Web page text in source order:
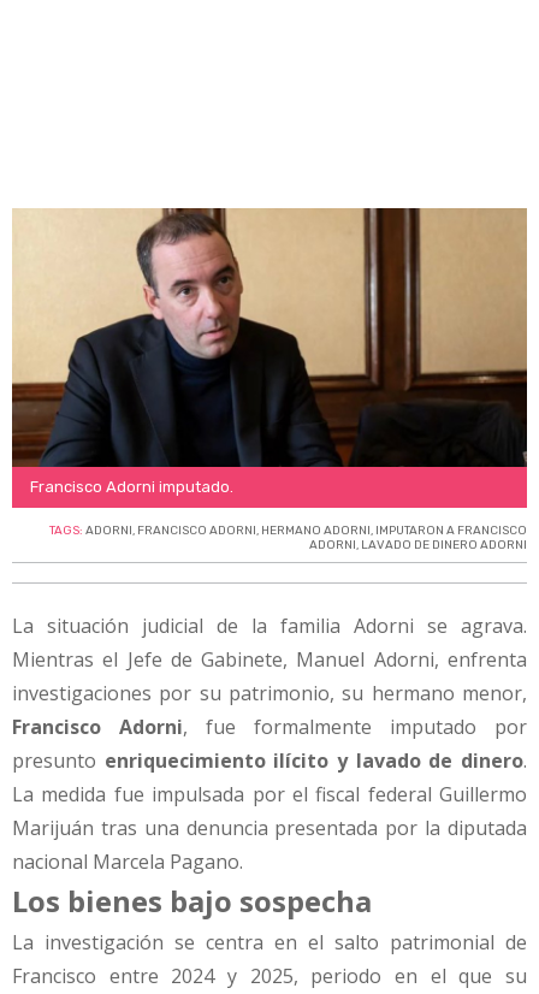
Francisco Adorni imputado.
TAGS: ADORNI , FRANCISCO ADORNI , HERMANO ADORNI , IMPUTARON A FRANCISCO
ADORNI , LAVADO DE DINERO ADORNI
La situación judicial de la familia Adorni se agrava.
Mientras el Jefe de Gabinete, Manuel Adorni, enfrenta
investigaciones por su patrimonio, su hermano menor,
Francisco Adorni, fue formalmente imputado por
presunto enriquecimiento ilícito y lavado de dinero.
La medida fue impulsada por el fiscal federal Guillermo
Marijuán tras una denuncia presentada por la diputada
nacional Marcela Pagano.
Los bienes bajo sospecha
La investigación se centra en el salto patrimonial de
Francisco entre 2024 y 2025, periodo en el que su